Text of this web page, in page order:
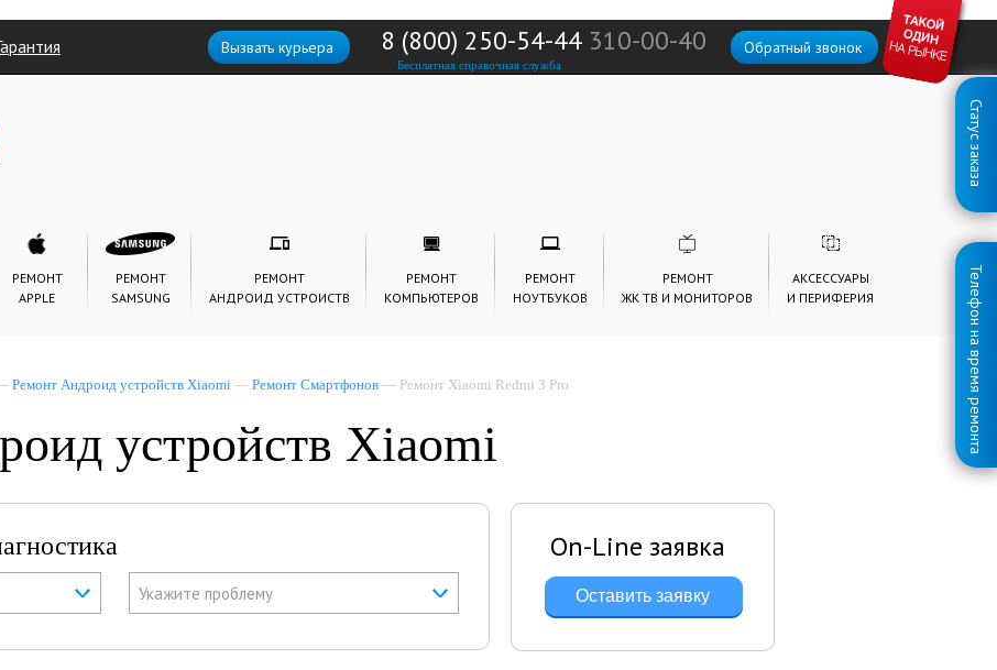
Статус заказа
Телефон на время ремонта
Обратный звонок
8 (800) 250-54-44 310-00-40
Бесплатная справочная служба
Вызвать курьера
РЕМОНТ
APPLE
РЕМОНТ
SAMSUNG
РЕМОНТ
АНДРОИД УСТРОИСТВ
РЕМОНТ
КОМПЬЮТЕРОВ
РЕМОНТ
НОУТБУКОВ
РЕМОНТ
ЖК ТВ И МОНИТОРОВ
АКСЕССУАРЫ
И ПЕРИФЕРИЯ
Ремонт Андроид устройств Xiaomi — Ремонт Смартфонов — Ремонт Xiaomi Redmi 3 Pro
устройств Xiaomi
Укажите проблему
On-Line заявка
Оставить заявку